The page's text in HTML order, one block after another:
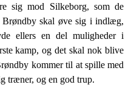
sig mod Silkeborg, som de
skal øve sig i indlæg,
ellers en del muligheder i
kamp, og det skal nok blive
kommer til at spille med
træner, og en god trup.